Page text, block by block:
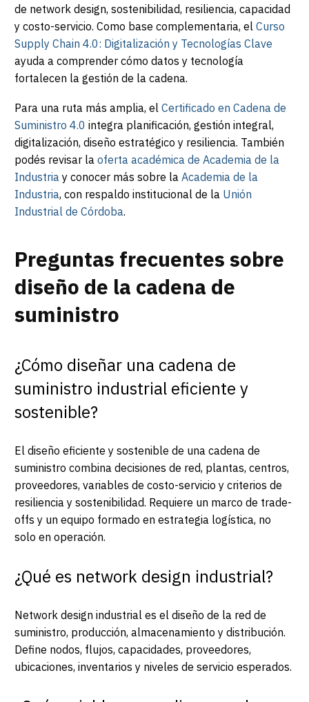
de network design, sostenibilidad, resiliencia, capacidad
y costo-servicio. Como base complementaria, el Curso
Supply Chain 4.0: Digitalización y Tecnologías Clave
ayuda a comprender cómo datos y tecnología
fortalecen la gestión de la cadena.
Para una ruta más amplia, el Certificado en Cadena de
Suministro 4.0 integra planificación, gestión integral,
digitalización, diseño estratégico y resiliencia. También
podés revisar la oferta académica de Academia de la
Industria y conocer más sobre la Academia de la
Industria, con respaldo institucional de la Unión
Industrial de Córdoba.
Preguntas frecuentes sobre
diseño de la cadena de
suministro
¿Cómo diseñar una cadena de
suministro industrial eficiente y
sostenible?
El diseño eficiente y sostenible de una cadena de
suministro combina decisiones de red, plantas, centros,
proveedores, variables de costo-servicio y criterios de
resiliencia y sostenibilidad. Requiere un marco de trade-
offs y un equipo formado en estrategia logística, no
solo en operación.
¿Qué es network design industrial?
Network design industrial es el diseño de la red de
suministro, producción, almacenamiento y distribución.
Define nodos, flujos, capacidades, proveedores,
ubicaciones, inventarios y niveles de servicio esperados.